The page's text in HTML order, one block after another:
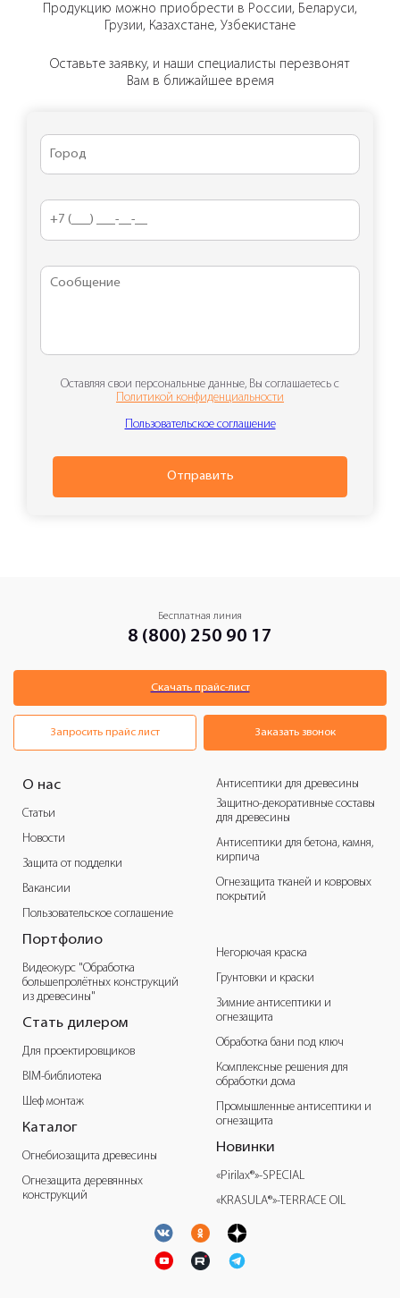
Продукцию можно приобрести в России, Беларуси,
Грузии, Казахстане, Узбекистане
Оставьте заявку, и наши специалисты перезвонят
Вам в ближайшее время
Оставляя свои персональные данные, Вы соглашаетесь с
Политикой конфиденциальности
Пользовательское соглашение
Отправить
Бесплатная линия
8 (800) 250 90 17
Скачать прайс-лист
Запросить прайс лист
О нас
Статьи
Новости
Защита от подделки
Вакансии
Пользовательское соглашение
Портфолио
Видеокурс "Обработка
большепролётных конструкций
из древесины"
Стать дилером
Для проектировщиков
BIM-библиотека
Шеф монтаж
Каталог
Огнебиозащита древесины
Огнезащита деревянных
конструкций
Антисептики для древесины
Защитно-декоративные составы
для древесины
Антисептики для бетона, камня,
кирпича
Огнезащита тканей и ковровых
покрытий
Негорючая краска
Грунтовки и краски
Зимние антисептики и
огнезащита
Обработка бани под ключ
Комплексные решения для
обработки дома
Промышленные антисептики и
огнезащита
Новинки
«Pirilax®»-SPECIAL
«KRASULA®»-TERRACE OIL
Заказать звонок